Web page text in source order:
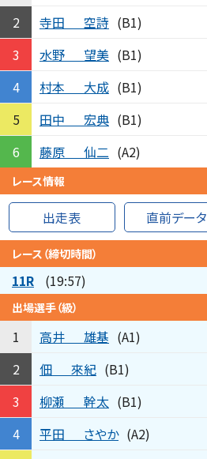
2
寺田 空詩 (B1)
3
水野 望美 (B1)
4
村本 大成 (B1)
5
田中 宏典 (B1)
6
藤原 仙二 (A2)
レース情報
出走表 直前データ
レース（締切時間）
11R (19:57)
出場選手（級）
1 高井 雄基 (A1)
2
佃 來紀 (B1)
3
柳瀬 幹太 (B1)
4
平田 さやか (A2)